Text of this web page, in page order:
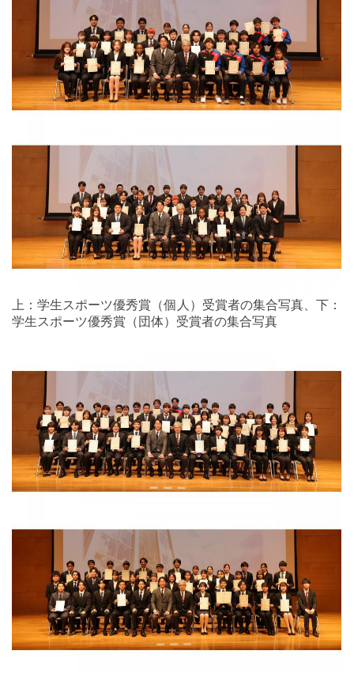
上：学生スポーツ優秀賞（個人）受賞者の集合写真、下：
学生スポーツ優秀賞（団体）受賞者の集合写真